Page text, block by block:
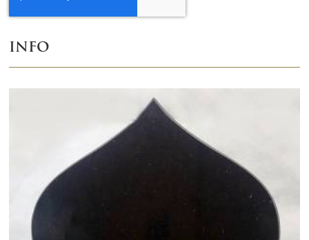
INFO